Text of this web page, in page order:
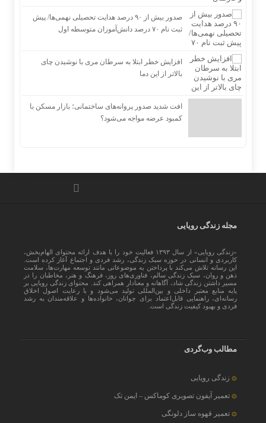
صدور بیش از ۹۰ درصد هدایت تحصیلی نهمی‌ها/ پیش
ثبت نام ۷۰ درصد دانش‌آموزان متوسطه اول
افزایش خطر ابتلا به سرطان مری با نوشیدن چای
بالاتر از این دما
افت شدید صدور پروانه‌های ساختمانی؛ بازار مسکن با
کمبود عرضه مواجه می‌شود؟
مجله زندگی رویایی
«زندگی رویایی» از سال ۱۳۹۳ فعالیت خود را با هدف ارائه محتوای الهام‌بخش،
کاربردی و انسانی در حوزه سبک زندگی، رشد فردی و اجتماع آغاز کرده است.
این رسانه تلاش می‌کند با پرداختن به موضوعاتی مانند توسعه مهارت‌ها، سلامت
ذهن و روان، سبک زندگی سالم، فناوری‌های روز، فرهنگ و هنر، مخاطبان را در
مسیر داشتن زندگی شاد، آگاهانه و معنادار همراهی کند. محتوای زندگی رویایی بر
پایه منابع معتبر داخلی و بین‌المللی تولید می‌شود و با رعایت اصول اخلاق
رسانه‌ای، راهنمایی قابل‌اعتماد برای جوانان، خانواده‌ها و علاقه‌مندان به رشد
فردی و بهبود کیفیت زندگی است.
مطالب وب‌گردی
زندگی رویایی
تعمیر آیفون تصویری کوماکس – ایمن تک
تعمیر قهوه ساز دلونگی